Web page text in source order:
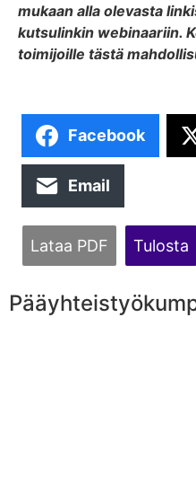
mukaan alla olevasta
kutsulinkin webinaariin.
toimijoille tästä
Facebook
Email
Lataa PDF Tulosta